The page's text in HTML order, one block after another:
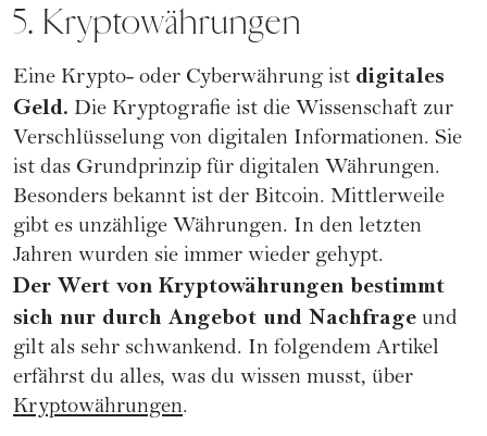
5. Kryptowährungen
Eine Krypto- oder Cyberwährung ist digitales
Geld. Die Kryptografie ist die Wissenschaft zur
Verschlüsselung von digitalen Informationen. Sie
ist das Grundprinzip für digitalen Währungen.
Besonders bekannt ist der Bitcoin. Mittlerweile
gibt es unzählige Währungen. In den letzten
Jahren wurden sie immer wieder gehypt.
Der Wert von Kryptowährungen bestimmt
sich nur durch Angebot und Nachfrage und
gilt als sehr schwankend. In folgendem Artikel
erfährst du alles, was du wissen musst, über
Kryptowährungen.